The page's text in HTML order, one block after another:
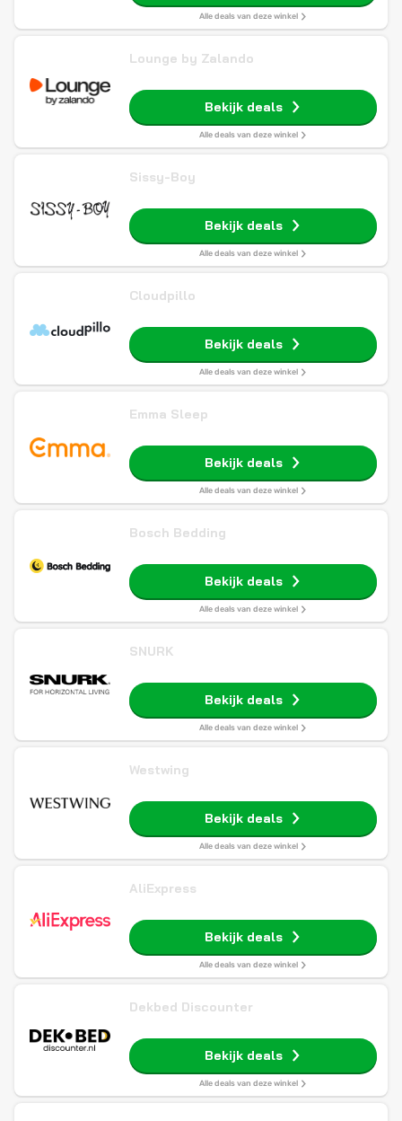
Alle deals van deze winkel
Lounge by Zalando
Bekijk deals
Alle deals van deze winkel
Sissy-Boy
Bekijk deals
Alle deals van deze winkel
Cloudpillo
Bekijk deals
Alle deals van deze winkel
Emma Sleep
Bekijk deals
Alle deals van deze winkel
Bosch Bedding
Bekijk deals
Alle deals van deze winkel
SNURK
Bekijk deals
Alle deals van deze winkel
Westwing
Bekijk deals
Alle deals van deze winkel
AliExpress
Bekijk deals
Alle deals van deze winkel
Dekbed Discounter
Bekijk deals
Alle deals van deze winkel